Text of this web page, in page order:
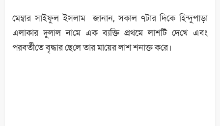
মেম্বার সাইফুল ইসলাম জানান, সকাল ৭টার দি‌কে হিন্দুপাড়া
এলাকার দুলাল না‌মে এক ব‌্যক্তি প্রথমে লাশ‌টি দে‌খে এবং
পরবর্তী‌তে বৃদ্ধার ছে‌লে তার মা‌য়ের লাশ শনাক্ত ক‌রে।